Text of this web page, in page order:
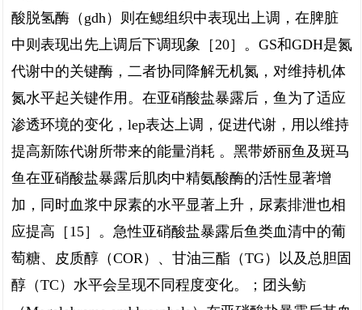
酸脱氢酶（gdh）则在鳃组织中表现出上调，在脾脏
中则表现出先上调后下调现象［20］。GS和GDH是氮
代谢中的关键酶，二者协同降解无机氮，对维持机体
氮水平起关键作用。在亚硝酸盐暴露后，鱼为了适应
渗透环境的变化，lep表达上调，促进代谢，用以维持
提高新陈代谢所带来的能量消耗 。黑带娇丽鱼及斑马
鱼在亚硝酸盐暴露后肌肉中精氨酸酶的活性显著增
加，同时血浆中尿素的水平显著上升，尿素排泄也相
应提高［15］。急性亚硝酸盐暴露后鱼类血清中的葡
萄糖、皮质醇（COR）、甘油三酯（TG）以及总胆固
醇（TC）水平会呈现不同程度变化。；团头鲂